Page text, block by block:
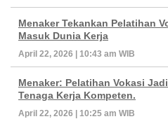
Menaker Tekankan Pelatihan
Masuk Dunia Kerja
April 22, 2026 | 10:43 am WIB
Menaker: Pelatihan Vokasi
Tenaga Kerja Kompeten.
April 22, 2026 | 10:25 am WIB